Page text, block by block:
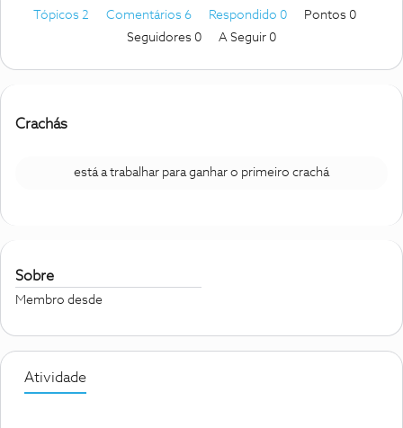
Tópicos 2 Comentários 6 Respondido 0
Pontos 0
Seguidores 0 A Seguir 0
Crachás
está a trabalhar para ganhar o primeiro crachá
Sobre
Membro desde
Atividade